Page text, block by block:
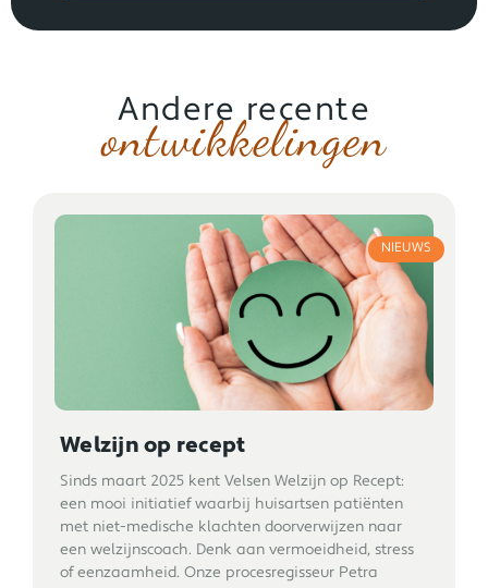
Andere recente
ontwikkelingen
NIEUWS
Welzijn op recept
Sinds maart 2025 kent Velsen Welzijn op Recept:
een mooi initiatief waarbij huisartsen patiënten
met niet-medische klachten doorverwijzen naar
een welzijnscoach. Denk aan vermoeidheid, stress
of eenzaamheid. Onze procesregisseur Petra